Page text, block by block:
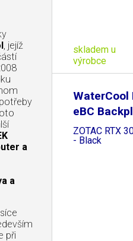
, jejíž
a
a
při
skladem u
výrobce
WaterCool
eBC
ZOTAC RTX
- Black